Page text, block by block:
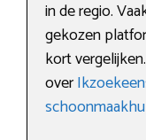
in de regio.
gekozen
kort
over